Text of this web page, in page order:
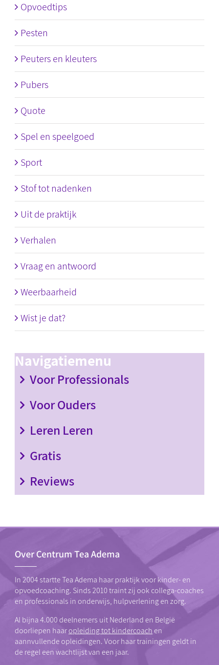
Opvoedtips
Pesten
Peuters en kleuters
Pubers
Quote
Spel en speelgoed
Sport
Stof tot nadenken
Uit de praktijk
Verhalen
Vraag en antwoord
Weerbaarheid
Wist je dat?
Navigatiemenu
Voor Professionals
Voor Ouders
Leren Leren
Gratis
Reviews
Over Centrum Tea Adema
In 2004 startte Tea Adema haar praktijk voor kinder- en
opvoedcoaching. Sinds 2010 traint zij ook collega-coaches
en professionals in onderwijs, hulpverlening en zorg.
Al bijna 4.000 deelnemers uit Nederland en België
doorliepen haaropleiding tot kindercoachen
aannvullende opleidingen. Voor haar trainingen geldt in
de regel een wachtlijst van een jaar.